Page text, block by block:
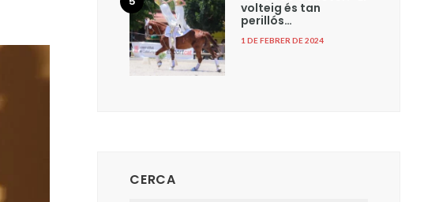
volteig és tan
perillós…
1 DE FEBRER DE 2024
CERCA